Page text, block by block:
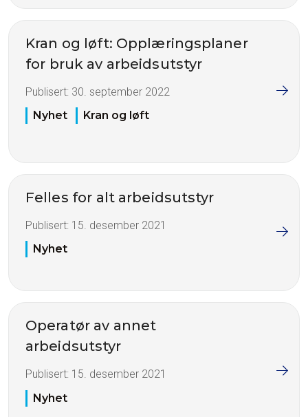
Kran og løft: Opplæringsplaner
for bruk av arbeidsutstyr
Publisert: 30. september 2022
Nyhet
Kran og løft
Felles for alt arbeidsutstyr
Publisert: 15. desember 2021
Nyhet
Operatør av annet
arbeidsutstyr
Publisert: 15. desember 2021
Nyhet